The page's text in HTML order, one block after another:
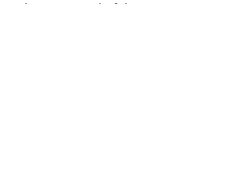
The main goal of these meetings is to